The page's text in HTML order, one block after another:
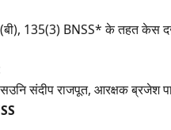
135(3) BNSS* के तहत केस
सउनि संदीप राजपूत, आरक्षक